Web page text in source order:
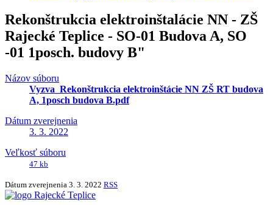
Rekonštrukcia elektroinštalácie NN - ZŠ
Rajecké Teplice - SO-01 Budova A, SO
-01 1posch. budovy B"
Názov súboru
Vyzva_Rekonštrukcia elektroinštácie NN ZŠ RT budova
A, 1posch budova B.pdf
Dátum zverejnenia
3. 3. 2022
Veľkosť súboru
47 kb
Dátum zverejnenia 3. 3. 2022 RSS